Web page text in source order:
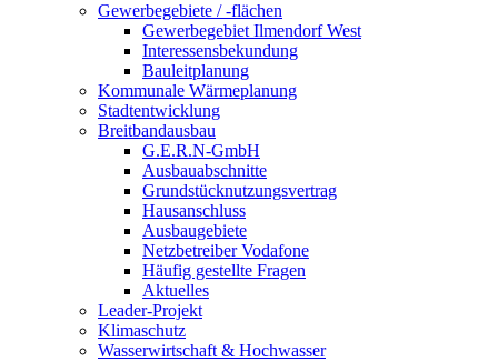
Gewerbegebiete / -flächen
Gewerbegebiet Ilmendorf West
Interessensbekundung
Bauleitplanung
Kommunale Wärmeplanung
Stadtentwicklung
Breitbandausbau
G.E.R.N-GmbH
Ausbauabschnitte
Grundstücknutzungsvertrag
Hausanschluss
Ausbaugebiete
Netzbetreiber Vodafone
Häufig gestellte Fragen
Aktuelles
Leader-Projekt
Klimaschutz
Wasserwirtschaft & Hochwasser